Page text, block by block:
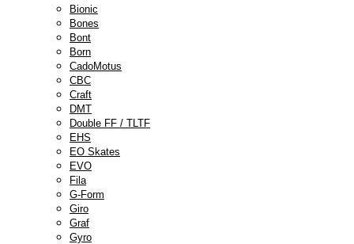
Bionic
Bones
Bont
Born
CadoMotus
CBC
Craft
DMT
Double FF / TLTF
EHS
EO Skates
EVO
Fila
G-Form
Giro
Graf
Gyro